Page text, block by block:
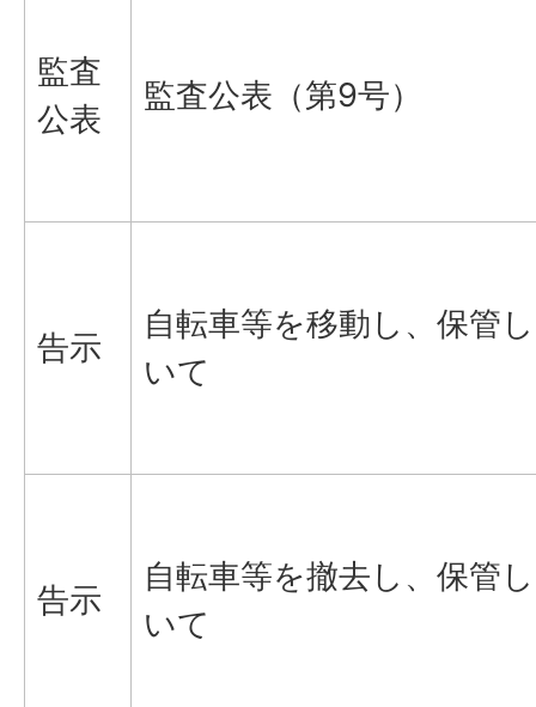
監査
公表
監査公表（第9号）
告示
自転車等を移動し、保管
いて
告示
自転車等を撤去し、保管
いて